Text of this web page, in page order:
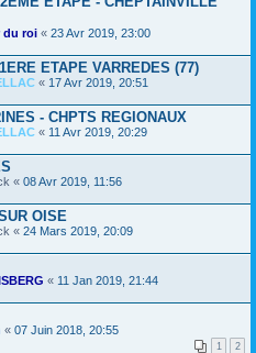
du roi « 23 Avr 2019, 23:00
ETAPE VARREDES (77)
« 17 Avr 2019, 20:51
- CHPTS REGIONAUX
« 11 Avr 2019, 20:29
« 08 Avr 2019, 11:56
OISE
« 24 Mars 2019, 20:09
« 11 Jan 2019, 21:44
« 07 Juin 2018, 20:55
1 2